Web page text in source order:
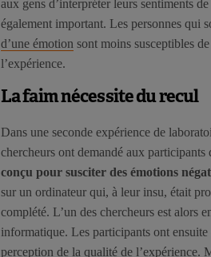
aux gens d’interpréter leurs sentiments
également important. Les personnes qui
d’une émotion sont moins susceptibles
l’expérience.
La faim nécessite du recul
Dans une seconde expérience de
chercheurs ont demandé aux participants
conçu pour susciter des émotions
sur un ordinateur qui, à leur insu, était
complété. L’un des chercheurs est alors
informatique. Les participants ont
perception de la qualité de l’expérience.